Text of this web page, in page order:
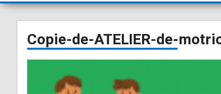
Le territoire Brassac
Cambounès
communauté
Appels d’offres
Plan
Copie-de-ATELIER-de-